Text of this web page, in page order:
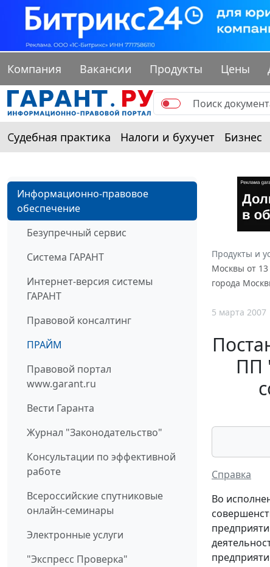
Компания Вакансии Продукты Цены
Судебная практика Налоги и бухучет Бизнес
Информационно-правовое
обеспечение
Безупречный сервис
Система ГАРАНТ
Интернет-версия системы
ГАРАНТ
Правовой консалтинг
ПРАЙМ
Правовой портал
www.garant.ru
Вести Гаранта
Журнал "Законодательство"
Консультации по эффективной
работе
Всероссийские спутниковые
онлайн-семинары
Электронные услуги
"Экспресс Проверка"
Продукты и
Москвы от
города
5 марта 2007
ПП
Справка
Во